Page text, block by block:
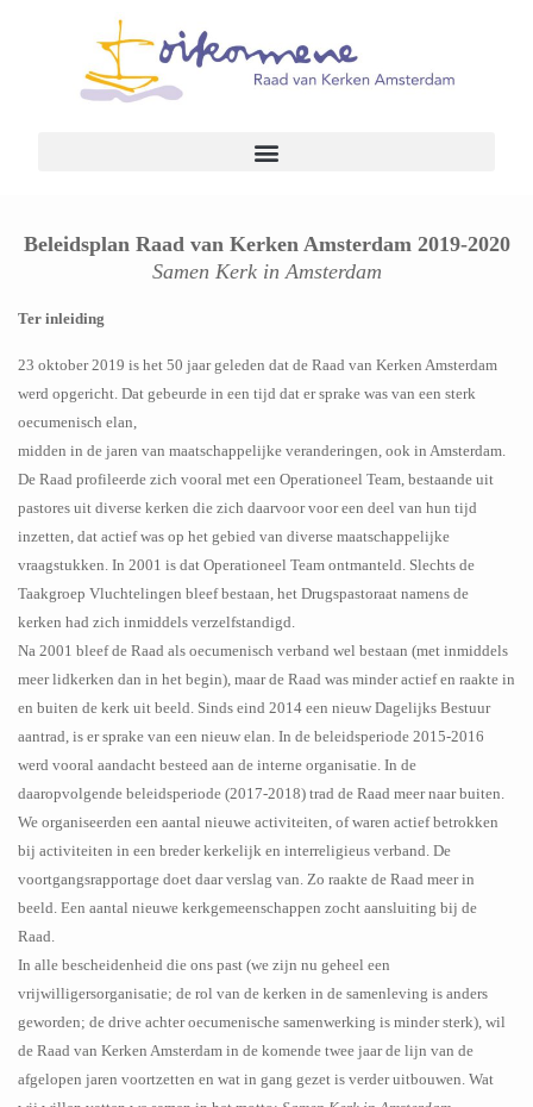
Beleidsplan Raad van Kerken Amsterdam 2019-2020
Samen Kerk in Amsterdam
Ter inleiding
23 oktober 2019 is het 50 jaar geleden dat de Raad van Kerken Amsterdam
werd opgericht. Dat gebeurde in een tijd dat er sprake was van een sterk
oecumenisch elan,
midden in de jaren van maatschappelijke veranderingen, ook in Amsterdam.
De Raad profileerde zich vooral met een Operationeel Team, bestaande uit
pastores uit diverse kerken die zich daarvoor voor een deel van hun tijd
inzetten, dat actief was op het gebied van diverse maatschappelijke
vraagstukken. In 2001 is dat Operationeel Team ontmanteld. Slechts de
Taakgroep Vluchtelingen bleef bestaan, het Drugspastoraat namens de
kerken had zich inmiddels verzelfstandigd.
Na 2001 bleef de Raad als oecumenisch verband wel bestaan (met inmiddels
meer lidkerken dan in het begin), maar de Raad was minder actief en raakte in
en buiten de kerk uit beeld. Sinds eind 2014 een nieuw Dagelijks Bestuur
aantrad, is er sprake van een nieuw elan. In de beleidsperiode 2015-2016
werd vooral aandacht besteed aan de interne organisatie. In de
daaropvolgende beleidsperiode (2017-2018) trad de Raad meer naar buiten.
We organiseerden een aantal nieuwe activiteiten, of waren actief betrokken
bij activiteiten in een breder kerkelijk en interreligieus verband. De
voortgangsrapportage doet daar verslag van. Zo raakte de Raad meer in
beeld. Een aantal nieuwe kerkgemeenschappen zocht aansluiting bij de
Raad.
In alle bescheidenheid die ons past (we zijn nu geheel een
vrijwilligersorganisatie; de rol van de kerken in de samenleving is anders
geworden; de drive achter oecumenische samenwerking is minder sterk), wil
de Raad van Kerken Amsterdam in de komende twee jaar de lijn van de
afgelopen jaren voortzetten en wat in gang gezet is verder uitbouwen. Wat